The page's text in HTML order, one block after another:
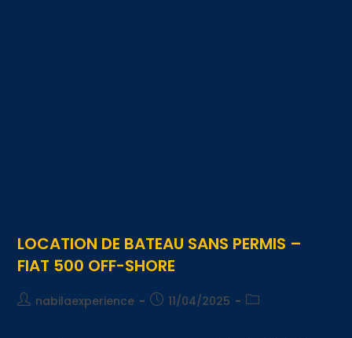
LOCATION DE BATEAU SANS PERMIS –
FIAT 500 OFF-SHORE
nabilaexperience 11/04/2025